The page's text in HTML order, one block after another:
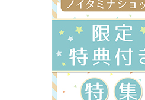
¥880（税込）